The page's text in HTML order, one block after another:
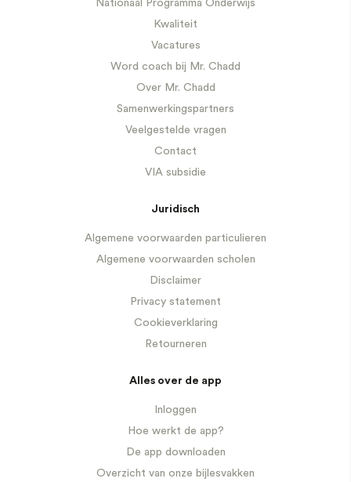
Nationaal Programma Onderwijs
Kwaliteit
Vacatures
Word coach bij Mr. Chadd
Over Mr. Chadd
Samenwerkingspartners
Veelgestelde vragen
Contact
VIA subsidie
Juridisch
Algemene voorwaarden particulieren
Algemene voorwaarden scholen
Disclaimer
Privacy statement
Cookieverklaring
Retourneren
Alles over de app
Inloggen
Hoe werkt de app?
De app downloaden
Overzicht van onze bijlesvakken